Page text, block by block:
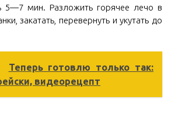
5—7 мин. Разложить горячее лечо в
закатать, перевернуть и укутать до
Теперь готовлю только так:
видеорецепт